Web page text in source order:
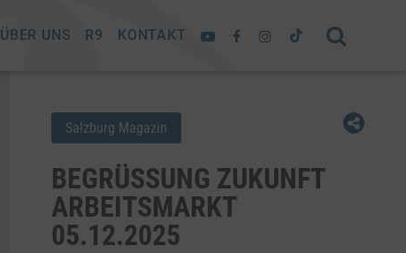
ÜBER UNS R9 KONTAKT
Salzburg Magazin
BEGRÜSSUNG ZUKUNFT A
RBEITSMARKT 0
5.12.2025